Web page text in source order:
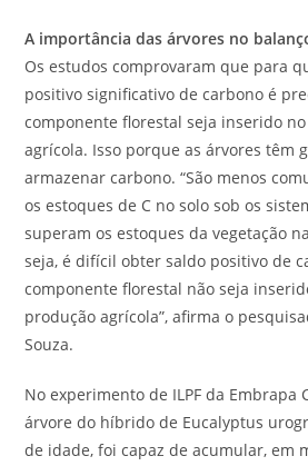
A importância das árvores no
Os estudos comprovaram que para
positivo significativo de carbono é
componente florestal seja inserido
agrícola. Isso porque as árvores têm
armazenar carbono. “São menos
os estoques de C no solo sob os
superam os estoques da vegetação
seja, é difícil obter saldo positivo de
componente florestal não seja
produção agrícola”, afirma o
Souza.
No experimento de ILPF da Embrapa
árvore do híbrido de Eucalyptus
de idade, foi capaz de acumular, em